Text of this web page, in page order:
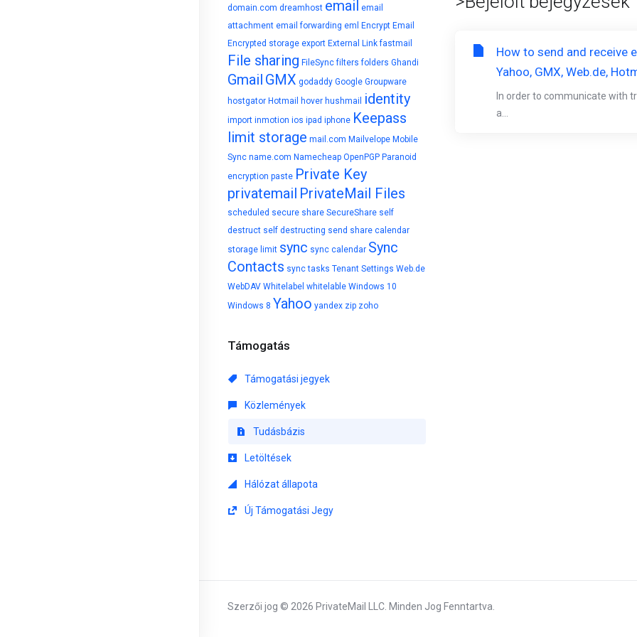
domain.com dreamhost email
email
attachment email forwarding eml
Encrypt Email
Encrypted storage export External Link fastmail
File sharing FileSync filters folders Ghandi
Gmail GMX godaddy Google Groupware
hostgator Hotmail hover hushmail identity
import inmotion ios ipad iphone Keepass
limit storage mail.com Mailvelope Mobile
Sync name.com Namecheap OpenPGP Paranoid
encryption paste Private Key
privatemail PrivateMail Files
scheduled secure share SecureShare self
destruct self destructing send share calendar
storage limit sync sync calendar Sync
Contacts sync tasks Tenant Settings Web.de
WebDAV Whitelabel whitelable Windows 10
Windows 8 Yahoo yandex zip zoho
Támogatás
Támogatási jegyek
Közlemények
Tudásbázis
Letöltések
Hálózat állapota
Új Támogatási Jegy
How to send and receive
Yahoo, GMX, Web.de,
In order to communicate with
a...
Szerzői jog © 2026 PrivateMail LLC. Minden Jog Fenntartva.